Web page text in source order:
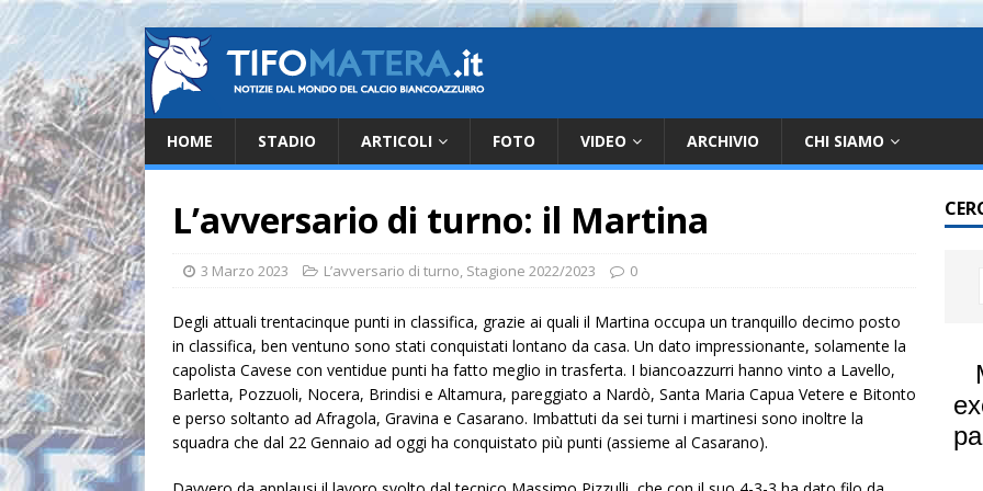
HOME STADIO ARTICOLI FOTO VIDEO ARCHIVIO CHI SIAMO
L’avversario di turno: il Martina
3 Marzo 2023 L’avversario di turno, Stagione 2022/2023 0
Degli attuali trentacinque punti in classifica, grazie ai quali il Martina occupa un tranquillo decimo posto
in classifica, ben ventuno sono stati conquistati lontano da casa. Un dato impressionante, solamente la
capolista Cavese con ventidue punti ha fatto meglio in trasferta. I biancoazzurri hanno vinto a Lavello,
Barletta, Pozzuoli, Nocera, Brindisi e Altamura, pareggiato a Nardò, Santa Maria Capua Vetere e Bitonto
e perso soltanto ad Afragola, Gravina e Casarano. Imbattuti da sei turni i martinesi sono inoltre la
squadra che dal 22 Gennaio ad oggi ha conquistato più punti (assieme al Casarano).